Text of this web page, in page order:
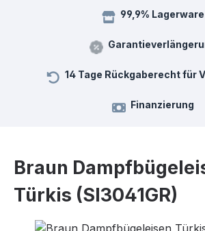
99,9% Lagerware
14 Tage Rückgaberecht für
Finanzierung
Braun
Türkis (SI3041GR)
Bildergalerie überspringen